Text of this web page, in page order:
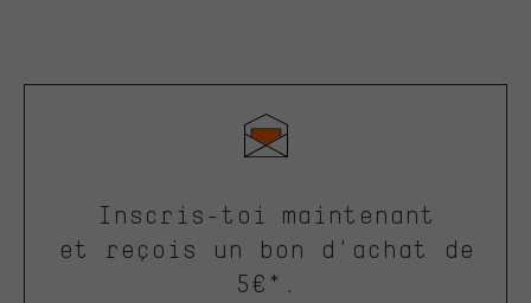
Inscris-toi maintenant
et reçois un bon d'achat de
5€*.